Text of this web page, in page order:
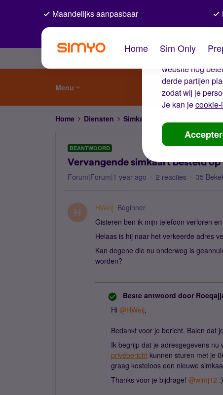
De
Wij gebruiken
website nog
derde partijen
zodat wij je
Je kan je
Maandelijks aanpasbaar
Home Sim Only
Menu
Home Diensten Simkaart en eSIM
BEANTWOORD
Vervangende simkaart besteld
Forum|Forum|1 year ago 2 reacties 35
H HWeij Beginner
Gisteren ben ik mijn telefoon verloren
Helaas is hij naar het verkeerde adres
Kan degene die nu onderweg is
worden?
Beste antwoord door
Hi ​ @HWeij,
Bedankt voor je bericht. Balen dat
Ik begrijp dat je adresgegevens
privébericht kunnen sturen met je
graag kosteloos een nieuwe
Thanks voor je bijdrage! ​ @wimj12 :)